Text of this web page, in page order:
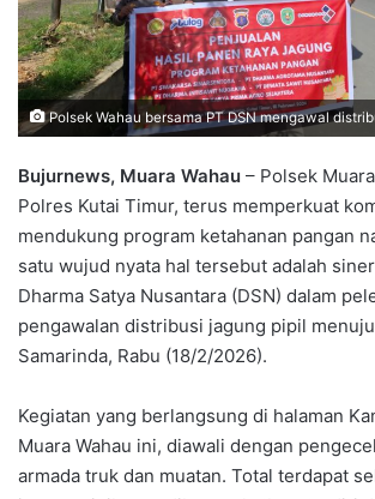
Polsek Wahau bersama PT DSN mengawal
Bujurnews, Muara Wahau – Polsek
Polres Kutai Timur, terus memperkuat
mendukung program ketahanan pangan
satu wujud nyata hal tersebut adalah
Dharma Satya Nusantara (DSN) dalam
pengawalan distribusi jagung pipil
Samarinda, Rabu (18/2/2026).
Kegiatan yang berlangsung di halaman
Muara Wahau ini, diawali dengan
armada truk dan muatan. Total terdapat